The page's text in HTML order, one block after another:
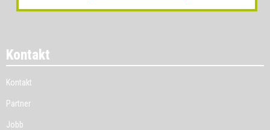
Kontakt
Kontakt
Partner
Jobb